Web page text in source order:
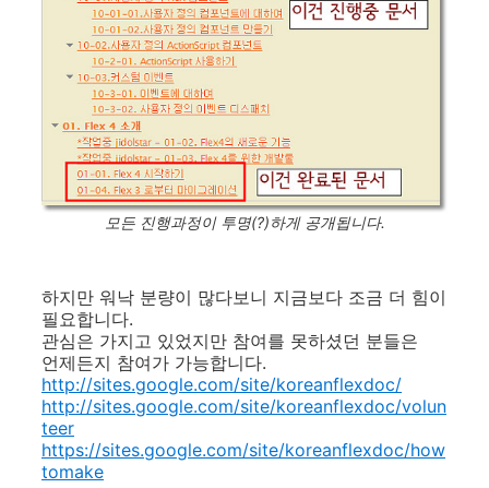
모든 진행과정이 투명(?)하게 공개됩니다.
하지만 워낙 분량이 많다보니 지금보다 조금 더 힘이
필요합니다.
관심은 가지고 있었지만 참여를 못하셨던 분들은
언제든지 참여가 가능합니다.
http://sites.google.com/site/koreanflexdoc/
http://sites.google.com/site/koreanflexdoc/volun
teer
https://sites.google.com/site/koreanflexdoc/how
tomake